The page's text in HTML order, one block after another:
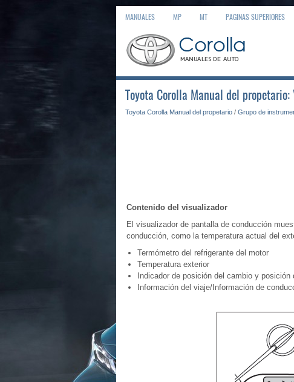
MANUALES MP MT PAGINAS SUPERIORES
Toyota Corolla Manual del
Toyota Corolla Manual del propetario / Grupo de
Contenido del visualizador
El visualizador de pantalla de conducción
conducción, como la temperatura actual del
Termómetro del refrigerante del motor
Temperatura exterior
Indicador de posición del cambio y
Información del viaje/Información de